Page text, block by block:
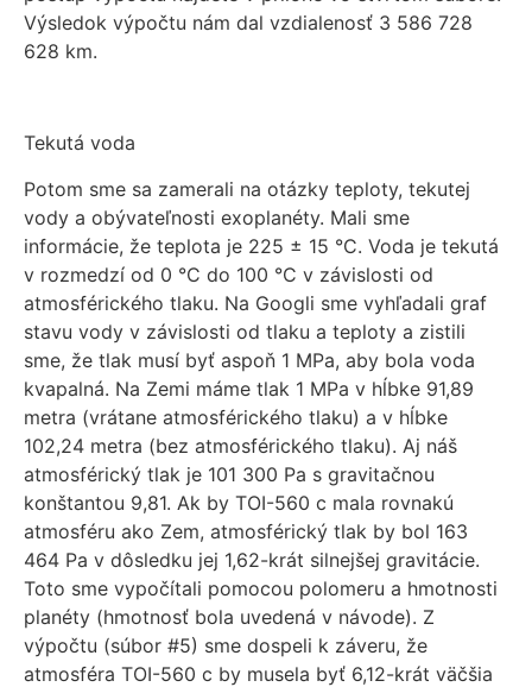
Výsledok výpočtu nám dal vzdialenosť 3 586 728
628 km.
Tekutá voda
Potom sme sa zamerali na otázky teploty, tekutej
vody a obývateľnosti exoplanéty. Mali sme
informácie, že teplota je 225 ± 15 °C. Voda je tekutá
v rozmedzí od 0 °C do 100 °C v závislosti od
atmosférického tlaku. Na Googli sme vyhľadali graf
stavu vody v závislosti od tlaku a teploty a zistili
sme, že tlak musí byť aspoň 1 MPa, aby bola voda
kvapalná. Na Zemi máme tlak 1 MPa v hĺbke 91,89
metra (vrátane atmosférického tlaku) a v hĺbke
102,24 metra (bez atmosférického tlaku). Aj náš
atmosférický tlak je 101 300 Pa s gravitačnou
konštantou 9,81. Ak by TOI-560 c mala rovnakú
atmosféru ako Zem, atmosférický tlak by bol 163
464 Pa v dôsledku jej 1,62-krát silnejšej gravitácie.
Toto sme vypočítali pomocou polomeru a hmotnosti
planéty (hmotnosť bola uvedená v návode). Z
výpočtu (súbor #5) sme dospeli k záveru, že
atmosféra TOI-560 c by musela byť 6,12-krát väčšia